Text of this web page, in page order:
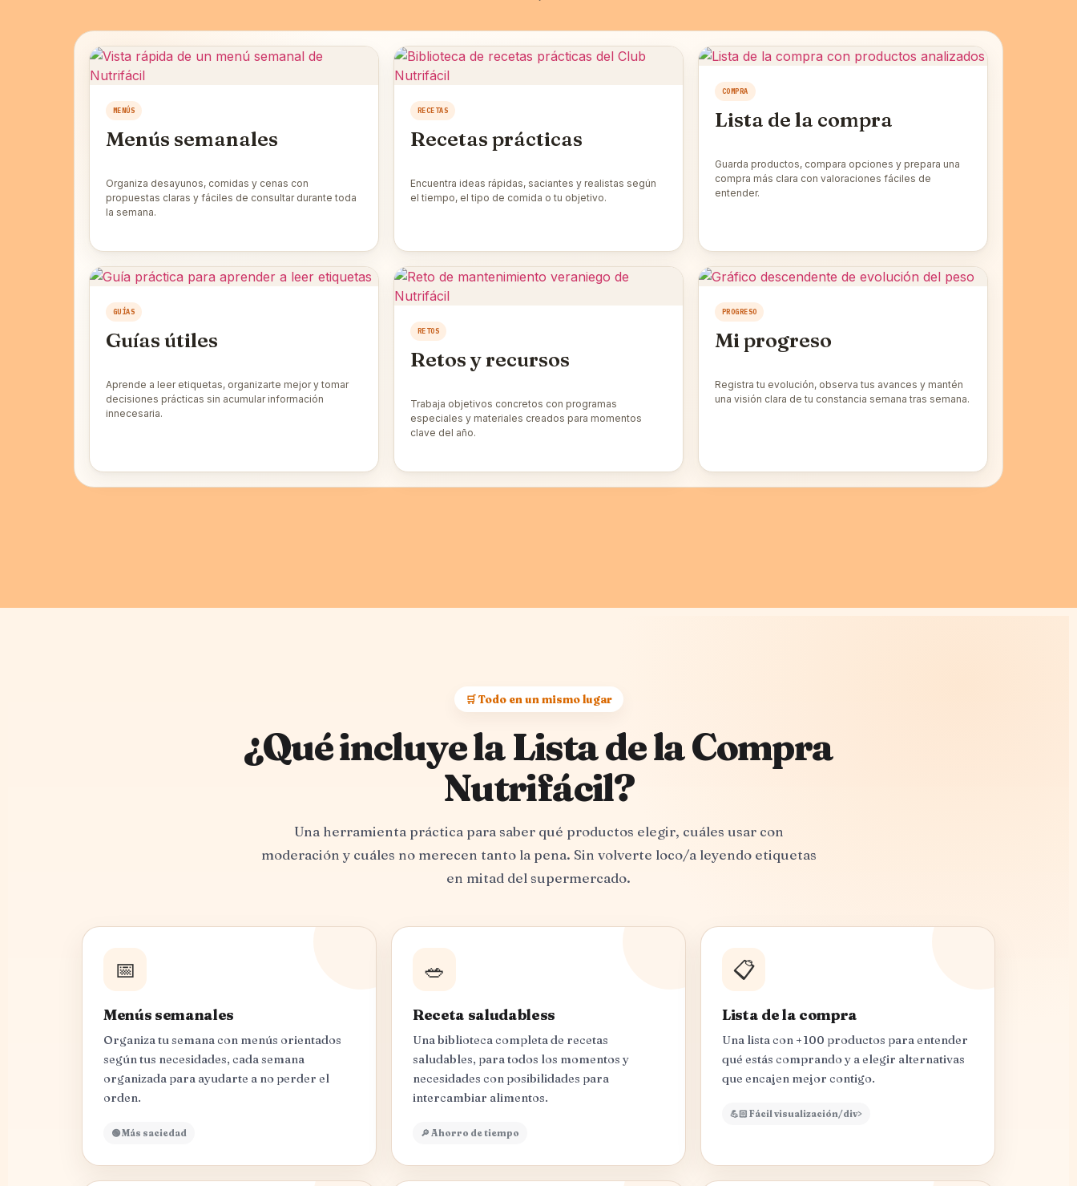
MENÚS
Menús semanales
Organiza desayunos, comidas y cenas con
propuestas claras y fáciles de consultar durante toda
la semana.
RECETAS
Recetas prácticas
Encuentra ideas rápidas, saciantes y realistas según
el tiempo, el tipo de comida o tu objetivo.
COMPRA
Lista de la compra
Guarda productos, compara opciones y prepara una
compra más clara con valoraciones fáciles de
entender.
GUÍAS
Guías útiles
Aprende a leer etiquetas, organizarte mejor y tomar
decisiones prácticas sin acumular información
innecesaria.
RETOS
Retos y recursos
Trabaja objetivos concretos con programas
especiales y materiales creados para momentos
clave del año.
PROGRESO
Mi progreso
Registra tu evolución, observa tus avances y mantén
una visión clara de tu constancia semana tras semana.
🛒 Todo en un mismo lugar
¿Qué incluye la Lista de la Compra
Nutrifácil?
Una herramienta práctica para saber qué productos elegir, cuáles usar con
moderación y cuáles no merecen tanto la pena. Sin volverte loco/a leyendo etiquetas
en mitad del supermercado.
📅
Menús semanales
Organiza tu semana con menús orientados
según tus necesidades, cada semana
organizada para ayudarte a no perder el
orden.
🟢 Más saciedad
🥗
Receta saludabless
Una biblioteca completa de recetas
saludables, para todos los momentos y
necesidades con posibilidades para
intercambiar alimentos.
🔎 Ahorro de tiempo
📋
Lista de la compra
Una lista con +100 productos para entender
qué estás comprando y a elegir alternativas
que encajen mejor contigo.
💪🏻 Fácil visualización/div>